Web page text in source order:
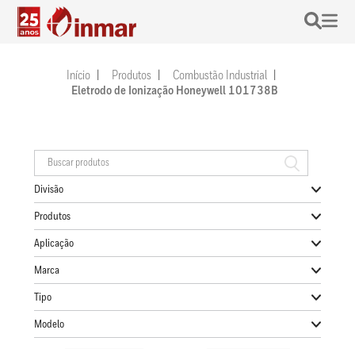
Início Produtos
Combustão Industrial
Eletrodo de Ionização Honeywell 101738B
Divisão
Produtos
Aplicação
Marca
Tipo
Modelo